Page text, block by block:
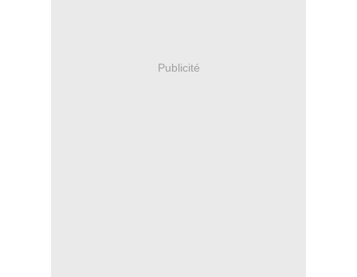
Publicité